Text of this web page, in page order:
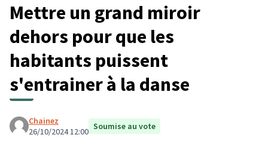
Mettre un grand miroir
dehors pour que les
habitants puissent
s'entrainer à la danse
Chainez
26/10/2024 12:00 Soumise au vote